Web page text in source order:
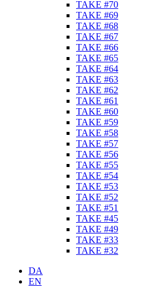
TAKE #70
TAKE #69
TAKE #68
TAKE #67
TAKE #66
TAKE #65
TAKE #64
TAKE #63
TAKE #62
TAKE #61
TAKE #60
TAKE #59
TAKE #58
TAKE #57
TAKE #56
TAKE #55
TAKE #54
TAKE #53
TAKE #52
TAKE #51
TAKE #45
TAKE #49
TAKE #33
TAKE #32
DA
EN